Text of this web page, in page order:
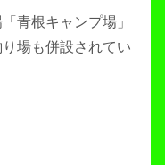
青根キャンプ場」
場も併設されてい